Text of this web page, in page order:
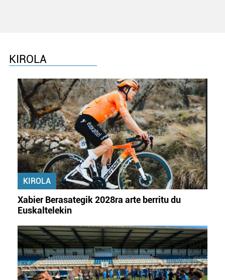
KIROLA
KIROLA
Xabier Berasategik 2028ra arte berritu du
Euskaltelekin